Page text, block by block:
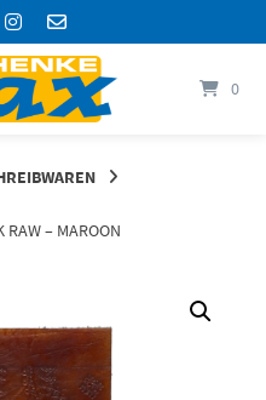
0
RAW – MAROON